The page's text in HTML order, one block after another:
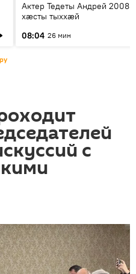
Актер Тедеты Андрей 2008
хæсты тыххæй
08:04 26 мин
с